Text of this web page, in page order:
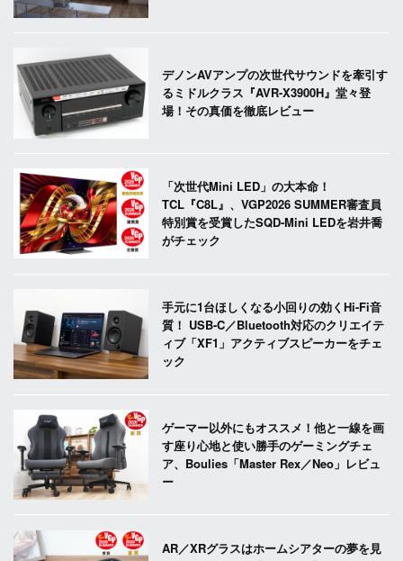
デノンAVアンプの次世代サウンドを牽引す
るミドルクラス『AVR-X3900H』堂々登
場！その真価を徹底レビュー
「次世代Mini LED」の大本命！
TCL『C8L』、VGP2026 SUMMER審査員
特別賞を受賞したSQD-Mini LEDを岩井喬
がチェック
手元に1台ほしくなる小回りの効くHi-Fi音
質！ USB-C／Bluetooth対応のクリエイテ
ィブ「XF1」アクティブスピーカーをチェ
ック
ゲーマー以外にもオススメ！他と一線を画
す座り心地と使い勝手のゲーミングチェ
ア、Boulies「Master Rex／Neo」レビュ
ー
AR／XRグラスはホームシアターの夢を見